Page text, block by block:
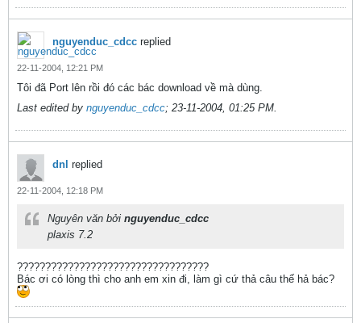
nguyenduc_cdcc replied
22-11-2004, 12:21 PM
Tôi đã Port lên rồi đó các bác download về mà dùng.
Last edited by nguyenduc_cdcc; 23-11-2004, 01:25 PM.
dnl replied
22-11-2004, 12:18 PM
Nguyên văn bởi nguyenduc_cdcc
plaxis 7.2
??????????????????????????????????
Bác ơi có lòng thì cho anh em xin đi, làm gì cứ thả câu thế hả bác?